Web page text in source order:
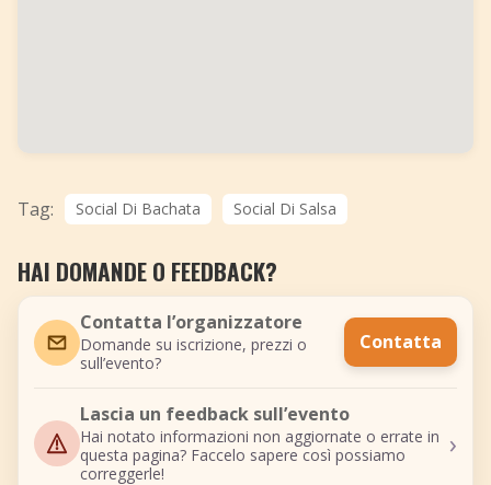
Tag: Social Di Bachata Social Di Salsa
HAI DOMANDE O FEEDBACK?
Contatta l’organizzatore
Domande su iscrizione, prezzi o
sull’evento?
Contatta
Lascia un feedback sull’evento
Hai notato informazioni non aggiornate o errate in
questa pagina? Faccelo sapere così possiamo
correggerle!
›